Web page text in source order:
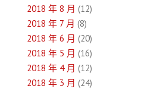
2018 年 8 月 (12)
2018 年 7 月 (8)
2018 年 6 月 (20)
2018 年 5 月 (16)
2018 年 4 月 (12)
2018 年 3 月 (24)